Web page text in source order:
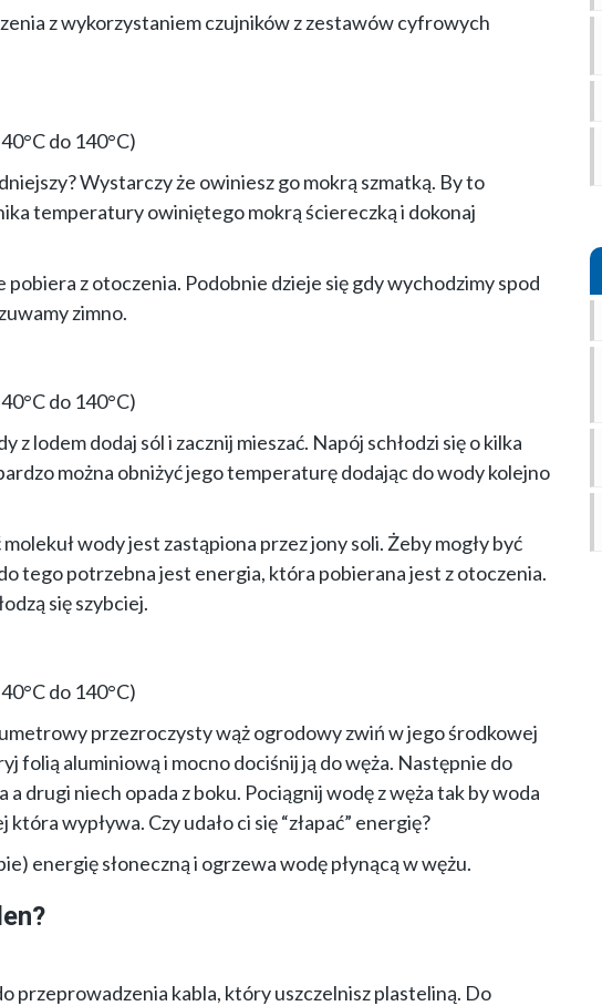
z wykorzystaniem czujników z zestawów cyfrowych
do 140°C)
Wystarczy że owiniesz go mokrą szmatką. By to
temperatury owiniętego mokrą ściereczką i dokonaj
z otoczenia. Podobnie dzieje się gdy wychodzimy spod
zimno.
do 140°C)
z lodem dodaj sól i zacznij mieszać. Napój schłodzi się o kilka
można obniżyć jego temperaturę dodając do wody kolejno
wody jest zastąpiona przez jony soli. Żeby mogły być
tego potrzebna jest energia, która pobierana jest z otoczenia.
się szybciej.
do 140°C)
przezroczysty wąż ogrodowy zwiń w jego środkowej
folią aluminiową i mocno dociśnij ją do węża. Następnie do
drugi niech opada z boku. Pociągnij wodę z węża tak by woda
wypływa. Czy udało ci się “złapać” energię?
energię słoneczną i ogrzewa wodę płynącą w wężu.
przeprowadzenia kabla, który uszczelnisz plasteliną. Do